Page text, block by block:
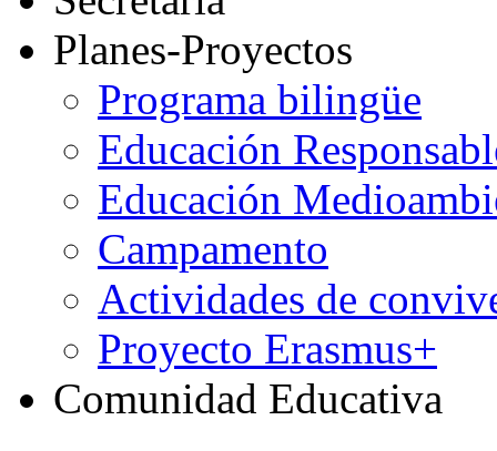
Planes-Proyectos
Programa bilingüe
Educación
Educación
Campamento
Actividades de
Proyecto Erasmus+
Comunidad Educativa